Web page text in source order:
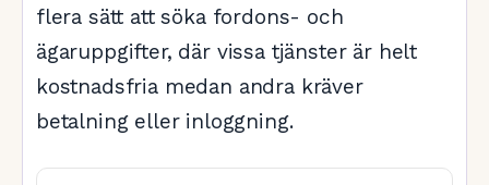
flera sätt att söka fordons- och
ägaruppgifter, där vissa tjänster är helt
kostnadsfria medan andra kräver
betalning eller inloggning.